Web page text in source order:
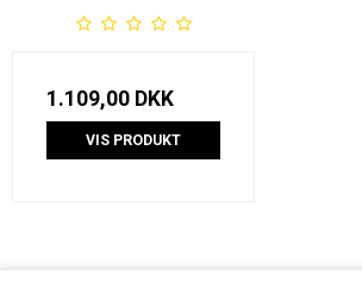
1.109,00 DKK
VIS PRODUKT